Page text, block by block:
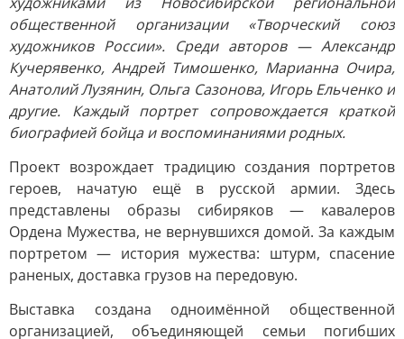
общественной организации «Творческий союз
художников России». Среди авторов — Александр
Кучерявенко, Андрей Тимошенко, Марианна Очира,
Анатолий Лузянин, Ольга Сазонова, Игорь Ельченко и
другие. Каждый портрет сопровождается краткой
биографией бойца и воспоминаниями родных.
Проект возрождает традицию создания портретов
героев, начатую ещё в русской армии. Здесь
представлены образы сибиряков — кавалеров
Ордена Мужества, не вернувшихся домой. За каждым
портретом — история мужества: штурм, спасение
раненых, доставка грузов на передовую.
Выставка создана одноимённой общественной
организацией, объединяющей семьи погибших